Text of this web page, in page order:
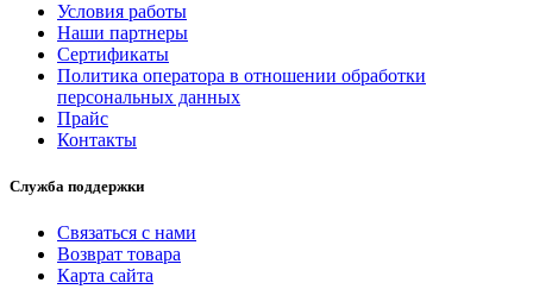
Условия работы
Наши партнеры
Сертификаты
Политика оператора в отношении обработки
персональных данных
Прайс
Контакты
Служба поддержки
Связаться с нами
Возврат товара
Карта сайта